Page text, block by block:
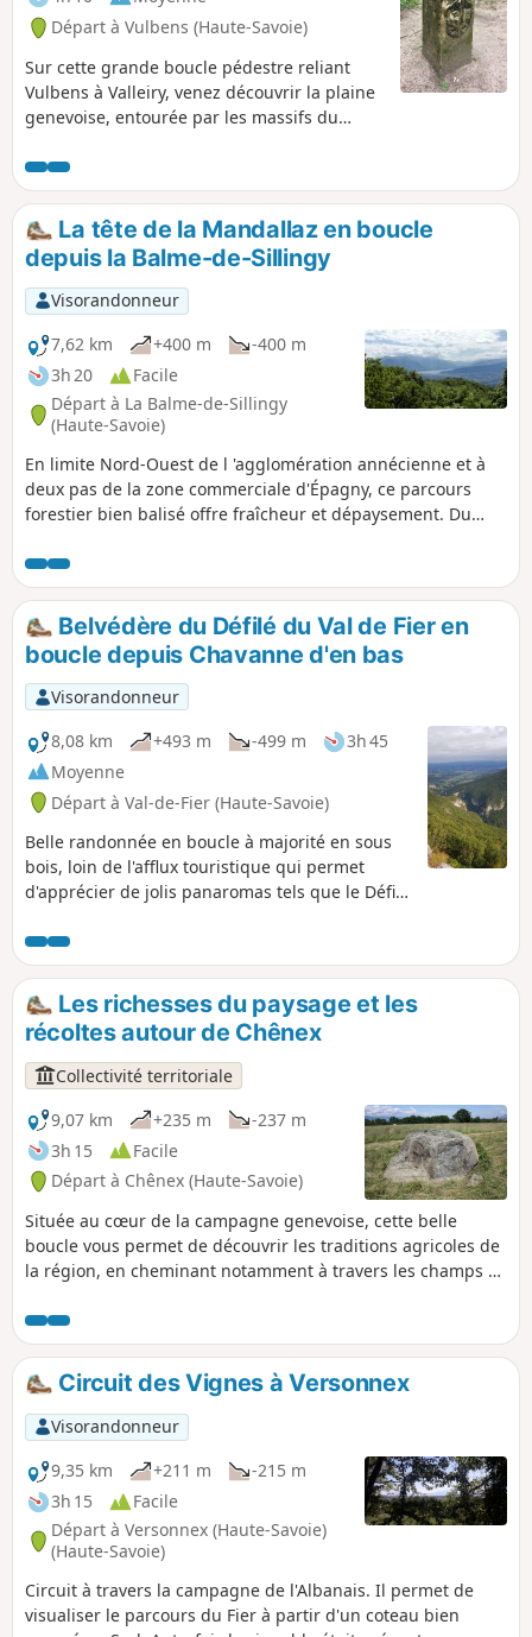
Départ à Vulbens (Haute-Savoie)
Sur cette grande boucle pédestre reliant
Vulbens à Valleiry, venez découvrir la plaine
genevoise, entourée par les massifs du
du Jura. Puis, le long de la Vosogne, petit
affluent du Rhône, profitez des sentiers
forestiers qui longent la frontière franco-
suisse, jadis utilisés par les douaniers.
Patrimoine historique (bornes frontières
notamment) et mobilier d’interprétation
jalonnent votre promenade.
La tête de la Mandallaz en boucle
depuis la Balme-de-Sillingy
Visorandonneur
7,62 km
+400 m
-400 m
3h 20
Facile
Départ à La Balme-de-Sillingy
(Haute-Savoie)
En limite Nord-Ouest de l 'agglomération annécienne et à
deux pas de la zone commerciale d'Épagny, ce parcours
forestier bien balisé offre fraîcheur et dépaysement. Du
lac, les montagnes et la vallée du Fier dans son parcours
campagnard.
Belvédère du Défilé du Val de Fier en
boucle depuis Chavanne d'en bas
Visorandonneur
8,08 km
+493 m -499 m
3h 45
Moyenne
Départ à Val-de-Fier (Haute-Savoie)
Belle randonnée en boucle à majorité en sous
bois, loin de l'afflux touristique qui permet
d'apprécier de jolis panaromas tels que le Défilé
encore la Chapelle en ruine de Saint-André
donnant sur la plaine de l'Albanais et les
contreforts du Semnoz.
Les richesses du paysage et les
récoltes autour de Chênex
Collectivité territoriale
9,07 km
+235 m
-237 m
3h 15
Facile
Départ à Chênex (Haute-Savoie)
Située au cœur de la campagne genevoise, cette belle
boucle vous permet de découvrir les traditions agricoles de
la région, en cheminant notamment à travers les champs et
magnifique Bois aux Reynauds et profiterez de panoramas
surprenants sur les massifs environnants !
Circuit des Vignes à Versonnex
Visorandonneur
9,35 km
+211 m
-215 m
3h 15
Facile
Départ à Versonnex (Haute-Savoie)
(Haute-Savoie)
Circuit à travers la campagne de l'Albanais. Il permet de
visualiser le parcours du Fier à partir d'un coteau bien